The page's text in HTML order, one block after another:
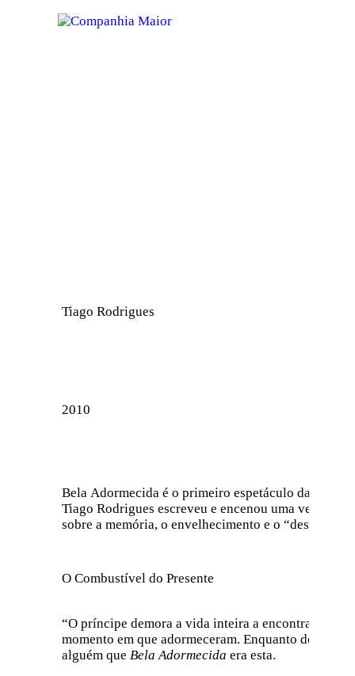
Tiago Rodrigues
2010
Bela Adormecida é o primeiro espetáculo da
Tiago Rodrigues escreveu e encenou uma versão
sobre a memória, o envelhecimento e o “despertar”
O Combustível do Presente
“O príncipe demora a vida inteira a encontrar o
momento em que adormeceram. Enquanto
alguém que Bela Adormecida era esta.